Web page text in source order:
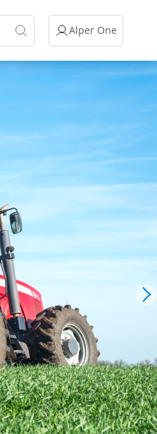
Alper One